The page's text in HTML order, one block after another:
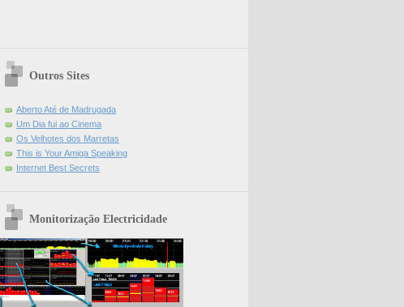
Outros Sites
Aberto Até de Madrugada
Um Dia fui ao Cinema
Os Velhotes dos Marretas
This is Your Amiga Speaking
Internet Best Secrets
Monitorização Electricidade